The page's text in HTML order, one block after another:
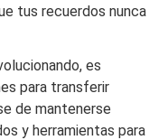
tus recuerdos nunca
es
para transferir
de mantenerse
y herramientas para